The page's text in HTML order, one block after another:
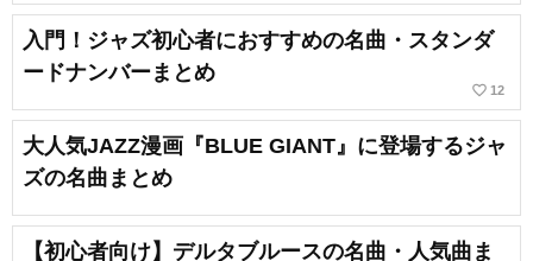
入門！ジャズ初心者におすすめの名曲・スタンダ
ードナンバーまとめ
favorite_border 12
大人気JAZZ漫画『BLUE GIANT』に登場するジャ
ズの名曲まとめ
【初心者向け】デルタブルースの名曲・人気曲ま